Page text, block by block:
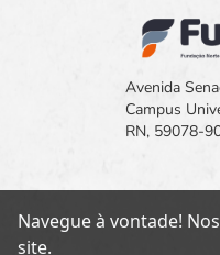
Avenida
Campus
RN, 59078-
Navegue à vontade!
site.